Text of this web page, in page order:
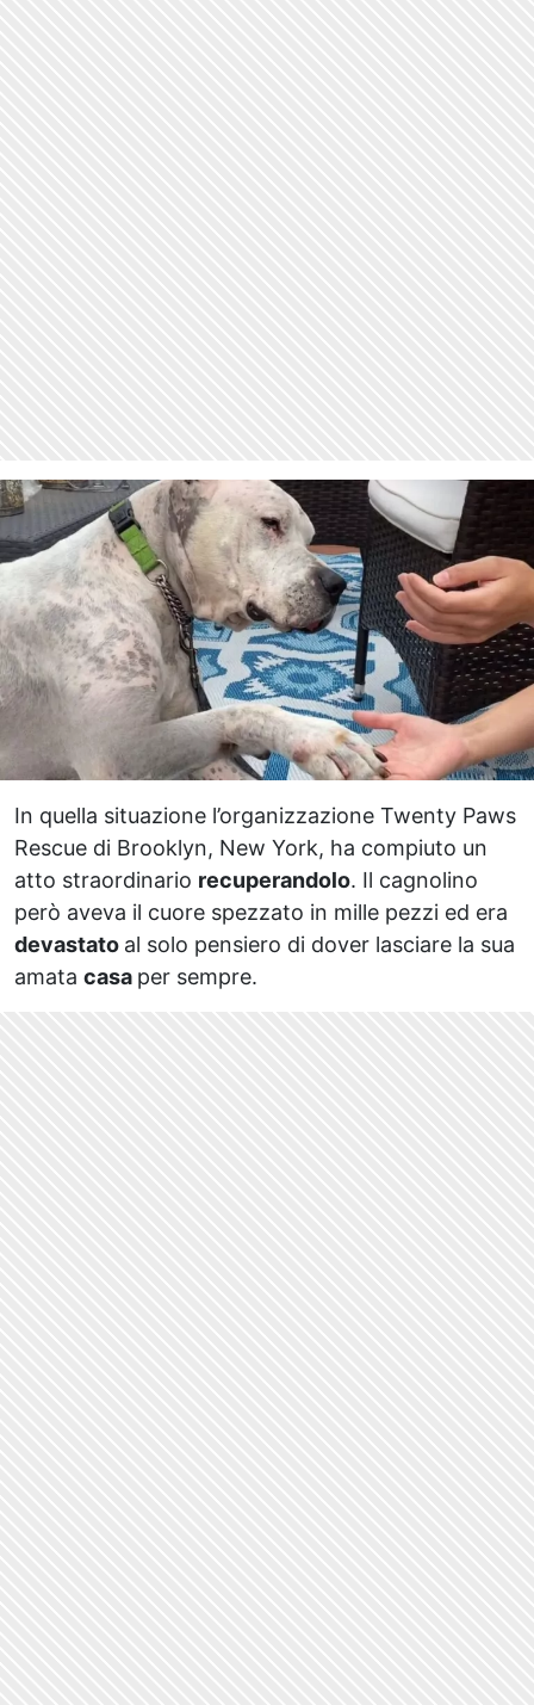
In quella situazione l’organizzazione Twenty Paws
Rescue di Brooklyn, New York, ha compiuto un
atto straordinario recuperandolo. Il cagnolino
però aveva il cuore spezzato in mille pezzi ed era
devastato al solo pensiero di dover lasciare la sua
amata casa per sempre.